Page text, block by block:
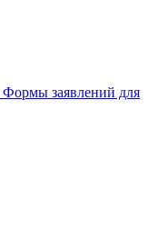
Формы заявлений для